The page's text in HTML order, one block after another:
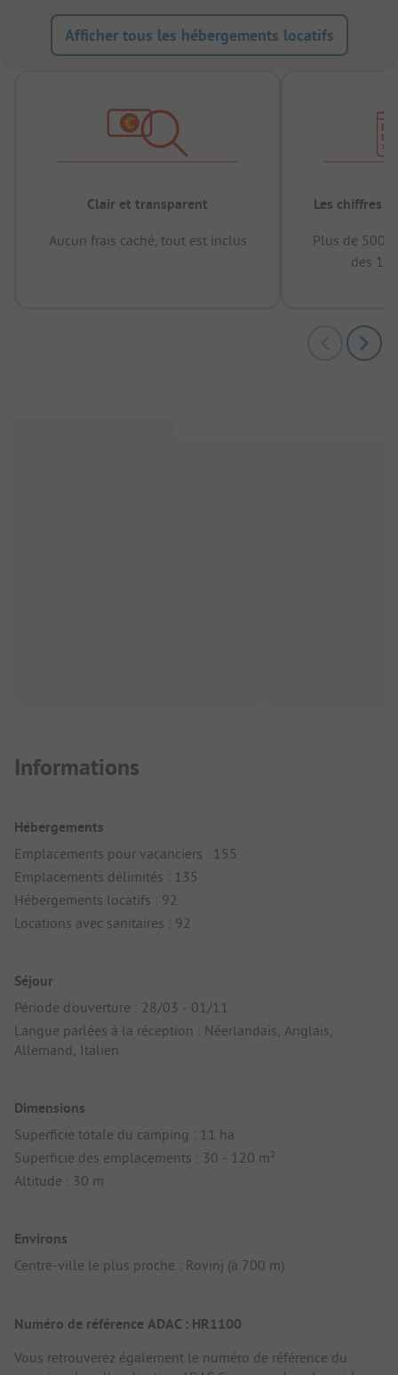
Afficher tous les hébergements locatifs
Clair et transparent
Aucun frais caché, tout est inclus
Les chiffres
Plus de
des 12
Informations
Hébergements
Emplacements pour vacanciers : 155
Emplacements délimités : 135
Hébergements locatifs : 92
Locations avec sanitaires : 92
Séjour
Période d'ouverture : 28/03 - 01/11
Langue parlées à la réception : Néerlandais, Anglais,
Allemand, Italien
Dimensions
Superficie totale du camping : 11 ha
Superficie des emplacements : 30 - 120 m²
Altitude : 30 m
Environs
Centre-ville le plus proche : Rovinj (à 700 m)
Numéro de référence ADAC : HR1100
Vous retrouverez également le numéro de référence du